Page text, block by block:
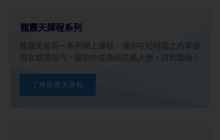
龍震天課程系列
龍震天設有一系列網上課程，讓你在短時間之內掌握
男女感情技巧，幫助你成為桃花萬人迷，找到姻緣！
了解龍震天課程